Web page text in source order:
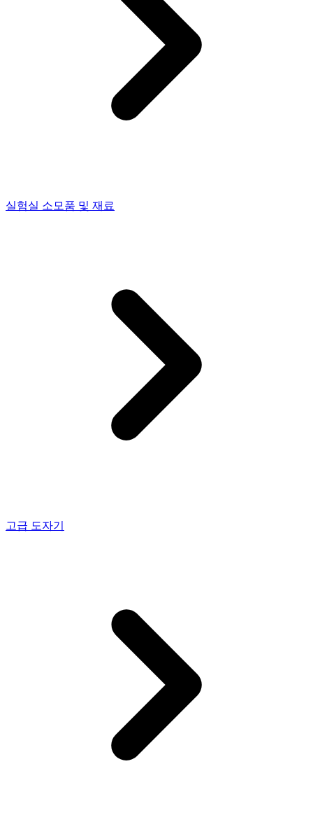
실험실 소모품 및 재료
고급 도자기